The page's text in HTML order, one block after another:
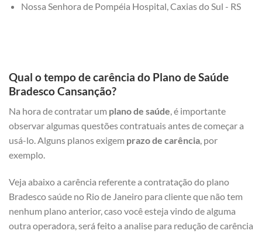
Nossa Senhora de Pompéia Hospital, Caxias do Sul - RS
Qual o tempo de carência do Plano de Saúde
Bradesco Cansanção?
Na hora de contratar um plano de saúde, é importante
observar algumas questões contratuais antes de começar a
usá-lo. Alguns planos exigem prazo de carência, por
exemplo.
Veja abaixo a carência referente a contratação do plano
Bradesco saúde no Rio de Janeiro para cliente que não tem
nenhum plano anterior, caso você esteja vindo de alguma
outra operadora, será feito a analise para redução de carência